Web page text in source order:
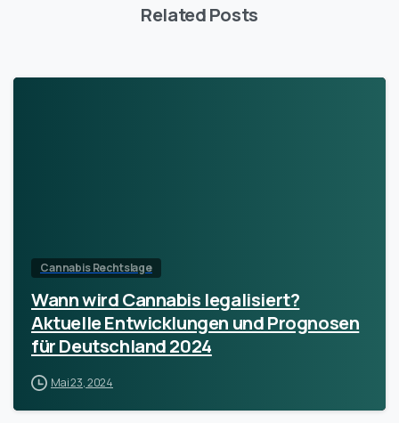
Related Posts
Cannabis Rechtslage
Wann wird Cannabis legalisiert?
Aktuelle Entwicklungen und Prognosen
für Deutschland 2024
Mai 23, 2024